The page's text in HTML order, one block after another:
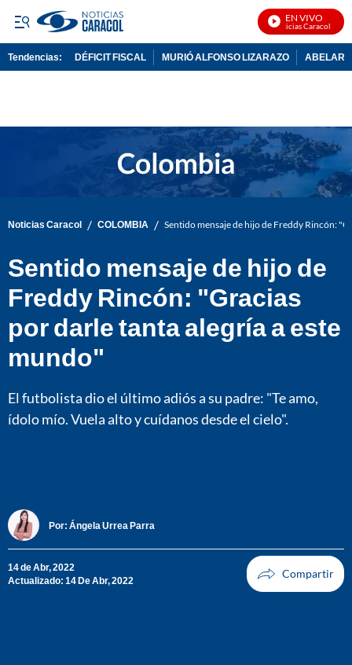
EN VIVO
Noticias Caracol En
Tendencias: DÉFICIT FISCAL MURIÓ ALFONSO LIZARAZO
Noticias Caracol / COLOMBIA / Sentido mensaje de hijo de Freddy Rincón:
Sentido mensaje de hijo de
Freddy Rincón: "Gracias
por darle tanta alegría a este
mundo"
El futbolista dio el último adiós a su padre: "Te amo,
ídolo mío. Vuela alto y cuídanos desde el cielo".
Por: Ángela Urrea Parra
14 de Abr, 2022
Actualizado: 14 De Abr, 2022